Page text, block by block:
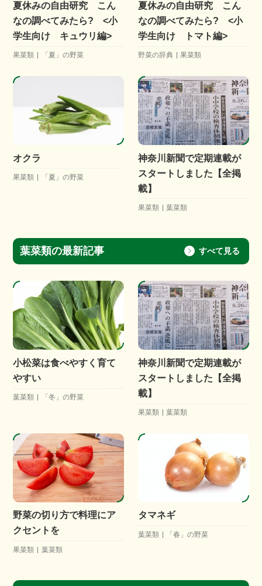
夏休みの自由研究 こん
なの調べてみたら? <小
学生向け キュウリ編>
果菜類 「夏」の野菜
夏休みの自由研究 こん
なの調べてみたら? <小
学生向け トマト編>
野菜の辞典 果菜類
オクラ
果菜類 「夏」の野菜
神奈川新聞で定期連載が
スタートしました【全掲
載】
果菜類 葉菜類
葉菜類の最新記事 すべて見る
小松菜は食べやすく育て
やすい
葉菜類 「冬」の野菜
神奈川新聞で定期連載が
スタートしました【全掲
載】
果菜類 葉菜類
野菜の切り方で料理にア
クセントを
果菜類 葉菜類
タマネギ
葉菜類 「春」の野菜